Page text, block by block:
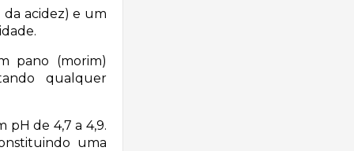
acidez) e um
pano (morim)
qualquer
pH de 4,7 a 4,9.
uma